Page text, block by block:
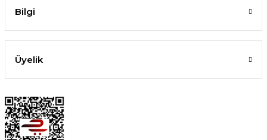
Bilgi
Üyelik